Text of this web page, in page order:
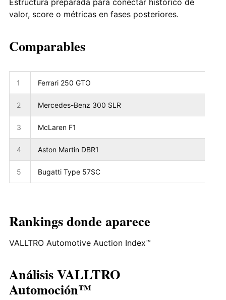
valor, score o métricas en fases posteriores.
Comparables
1 Ferrari 250 GTO
2 Mercedes-Benz 300 SLR
3 McLaren F1
4 Aston Martin DBR1
5 Bugatti Type 57SC
Rankings donde aparece
VALLTRO Automotive Auction Index™
Análisis VALLTRO
Automoción™